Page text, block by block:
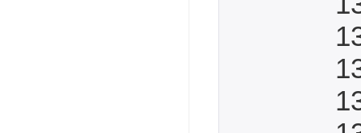
13.2
13.3
13.4